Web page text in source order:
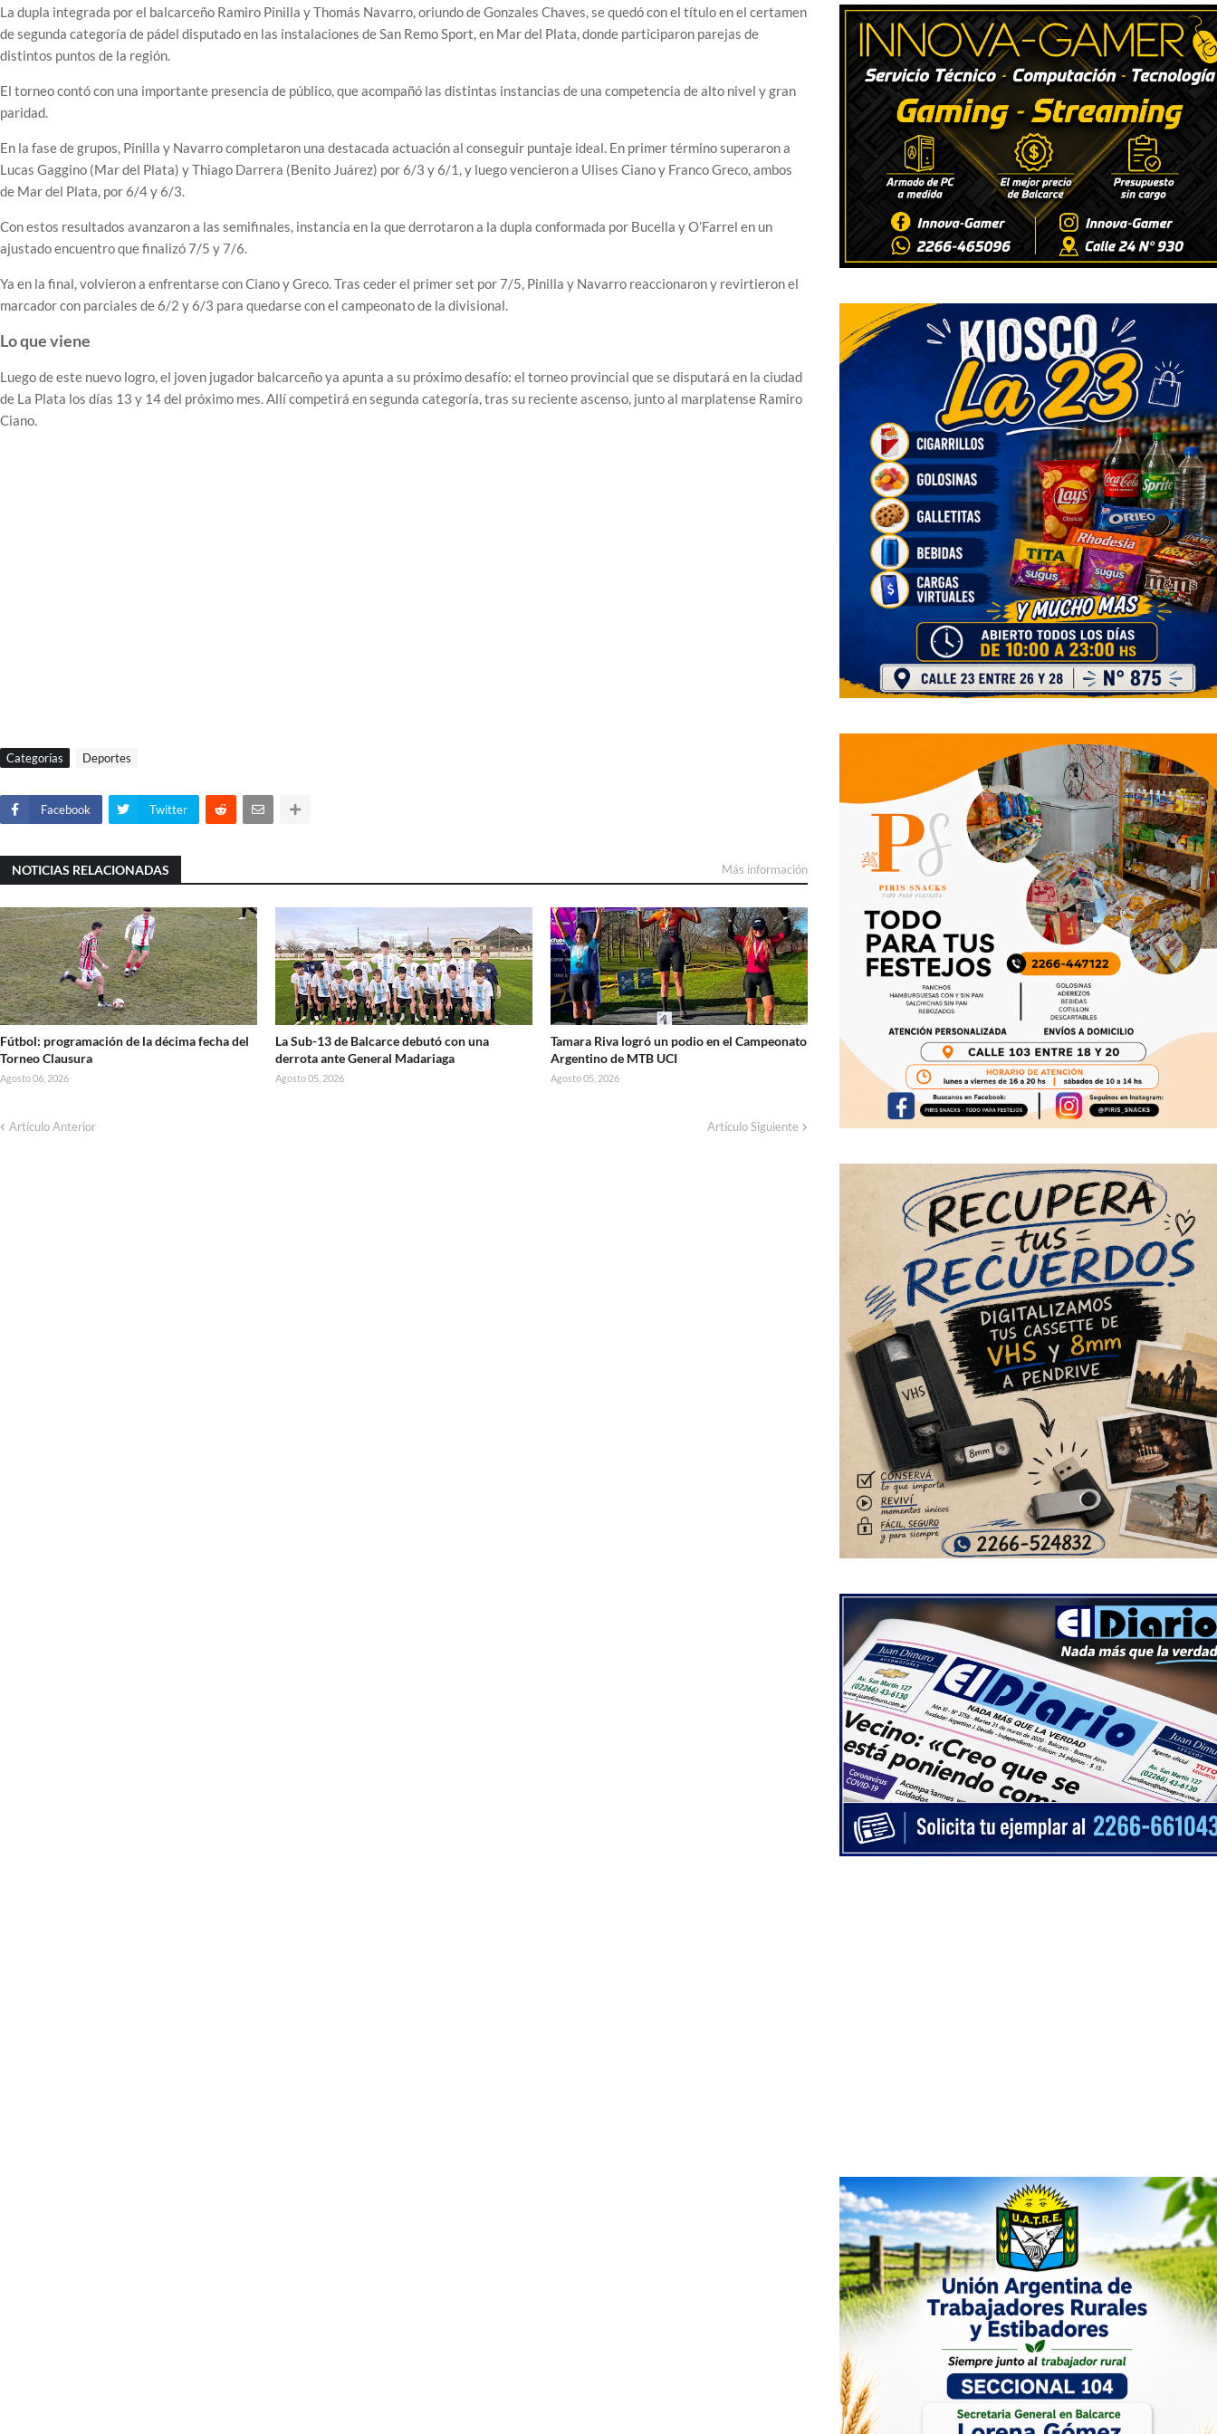
La dupla integrada por el balcarceño Ramiro Pinilla y Thomás Navarro, oriundo de Gonzales Chaves, se quedó con el título en el certamen
de segunda categoría de pádel disputado en las instalaciones de San Remo Sport, en Mar del Plata, donde participaron parejas de
distintos puntos de la región.
El torneo contó con una importante presencia de público, que acompañó las distintas instancias de una competencia de alto nivel y gran
paridad.
En la fase de grupos, Pinilla y Navarro completaron una destacada actuación al conseguir puntaje ideal. En primer término superaron a
Lucas Gaggino (Mar del Plata) y Thiago Darrera (Benito Juárez) por 6/3 y 6/1, y luego vencieron a Ulises Ciano y Franco Greco, ambos
de Mar del Plata, por 6/4 y 6/3.
Con estos resultados avanzaron a las semifinales, instancia en la que derrotaron a la dupla conformada por Bucella y O’Farrel en un
ajustado encuentro que finalizó 7/5 y 7/6.
Ya en la final, volvieron a enfrentarse con Ciano y Greco. Tras ceder el primer set por 7/5, Pinilla y Navarro reaccionaron y revirtieron el
marcador con parciales de 6/2 y 6/3 para quedarse con el campeonato de la divisional.
Lo que viene
Luego de este nuevo logro, el joven jugador balcarceño ya apunta a su próximo desafío: el torneo provincial que se disputará en la ciudad
de La Plata los días 13 y 14 del próximo mes. Allí competirá en segunda categoría, tras su reciente ascenso, junto al marplatense Ramiro
Ciano.
Categorías Deportes
Facebook Twitter
NOTICIAS RELACIONADAS Más información
Fútbol: programación de la décima fecha del
Torneo Clausura
Agosto 06, 2026
La Sub-13 de Balcarce debutó con una
derrota ante General Madariaga
Agosto 05, 2026
Tamara Riva logró un podio en el Campeonato
Argentino de MTB UCI
Agosto 05, 2026
Artículo Anterior Artículo Siguiente